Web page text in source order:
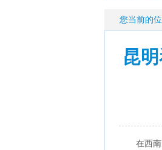
您当前的位
昆
在西